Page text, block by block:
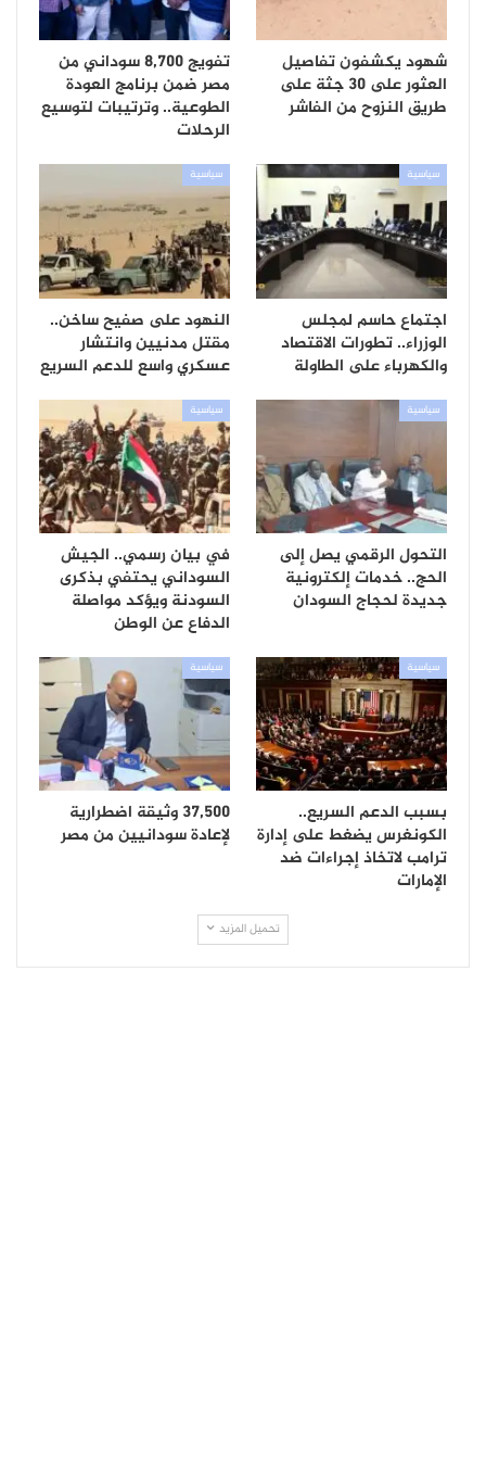
شهود يكشفون تفاصيل
العثور على 30 جثة على
طريق النزوح من الفاشر
تفويج 8,700 سوداني من
مصر ضمن برنامج العودة
الطوعية.. وترتيبات لتوسيع
الرحلات
سياسية
اجتماع حاسم لمجلس
الوزراء.. تطورات الاقتصاد
والكهرباء على الطاولة
سياسية
النهود على صفيح ساخن..
مقتل مدنيين وانتشار
عسكري واسع للدعم السريع
سياسية
التحول الرقمي يصل إلى
الحج.. خدمات إلكترونية
جديدة لحجاج السودان
سياسية
في بيان رسمي.. الجيش
السوداني يحتفي بذكرى
السودنة ويؤكد مواصلة
الدفاع عن الوطن
سياسية
بسبب الدعم السريع..
الكونغرس يضغط على إدارة
ترامب لاتخاذ إجراءات ضد
الإمارات
سياسية
37,500 وثيقة اضطرارية
لإعادة سودانيين من مصر
تحميل المزيد